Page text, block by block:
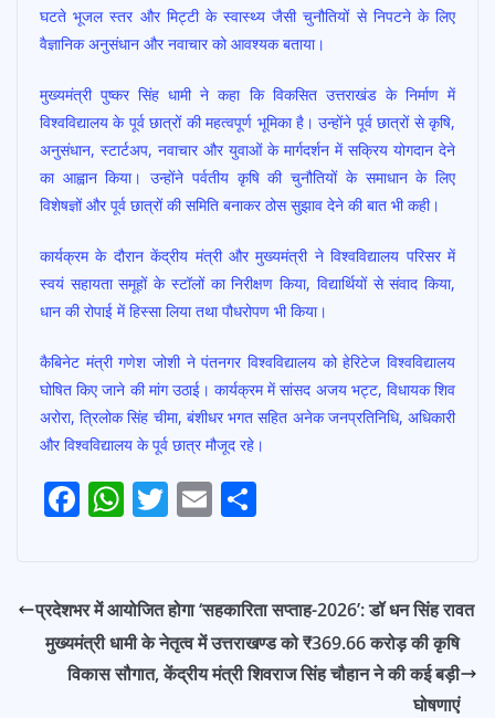
घटते भूजल स्तर और मिट्टी के स्वास्थ्य जैसी चुनौतियों से निपटने के लिए
वैज्ञानिक अनुसंधान और नवाचार को आवश्यक बताया।
मुख्यमंत्री पुष्कर सिंह धामी ने कहा कि विकसित उत्तराखंड के निर्माण में
विश्वविद्यालय के पूर्व छात्रों की महत्वपूर्ण भूमिका है। उन्होंने पूर्व छात्रों से कृषि,
अनुसंधान, स्टार्टअप, नवाचार और युवाओं के मार्गदर्शन में सक्रिय योगदान देने
का आह्वान किया। उन्होंने पर्वतीय कृषि की चुनौतियों के समाधान के लिए
विशेषज्ञों और पूर्व छात्रों की समिति बनाकर ठोस सुझाव देने की बात भी कही।
कार्यक्रम के दौरान केंद्रीय मंत्री और मुख्यमंत्री ने विश्वविद्यालय परिसर में
स्वयं सहायता समूहों के स्टॉलों का निरीक्षण किया, विद्यार्थियों से संवाद किया,
धान की रोपाई में हिस्सा लिया तथा पौधरोपण भी किया।
कैबिनेट मंत्री गणेश जोशी ने पंतनगर विश्वविद्यालय को हेरिटेज विश्वविद्यालय
घोषित किए जाने की मांग उठाई। कार्यक्रम में सांसद अजय भट्ट, विधायक शिव
अरोरा, त्रिलोक सिंह चीमा, बंशीधर भगत सहित अनेक जनप्रतिनिधि, अधिकारी
और विश्वविद्यालय के पूर्व छात्र मौजूद रहे।
Post
F
b
o
o
W
s
A
p
T
er
E
l e
प्रदेशभर में आयोजित होगा ‘सहकारिता सप्ताह-2026’: डॉ धन सिंह रावत
मुख्यमंत्री धामी के नेतृत्व में उत्तराखण्ड को ₹369.66 करोड़ की कृषि
विकास सौगात, केंद्रीय मंत्री शिवराज सिंह चौहान ने की कई बड़ी
घोषणाएं